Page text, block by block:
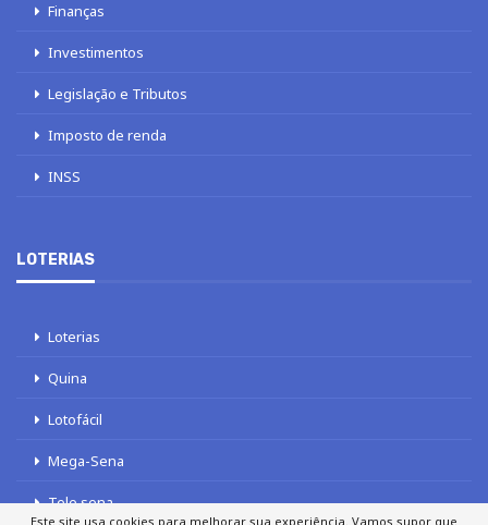
Finanças
Investimentos
Legislação e Tributos
Imposto de renda
INSS
LOTERIAS
Loterias
Quina
Lotofácil
Mega-Sena
Tele sena
Este site usa cookies para melhorar sua experiência. Vamos supor que